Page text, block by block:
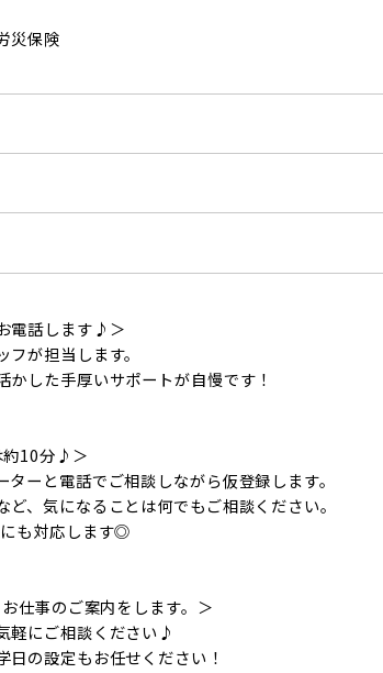
災保険
電話します♪＞
が担当します。
した手厚いサポートが自慢です！
約10分♪＞
ーと電話でご相談しながら仮登録します。
、気になることは何でもご相談ください。
も対応します◎
仕事のご案内をします。＞
軽にご相談ください♪
の設定もお任せください！